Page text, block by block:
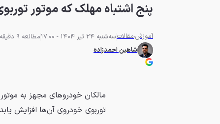
پنج اشتباه مهلک که موتور
آموزشمقالاتسه‌شنبه 24 تیر 1404 - 17:00
مطالعه 9 دقیقه
شاهین احمدزاده
مالکان خودروهای مجهز به
توربوی خودروی آن‌ها افزایش